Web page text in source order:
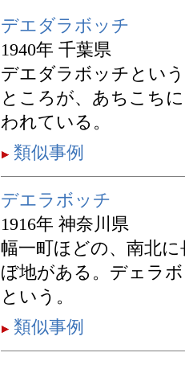
デエダラボッチ
1940年 千葉県
デエダラボッチとい
ところが、あちこち
われている。
類似事例
デエラボッチ
1916年 神奈川県
幅一町ほどの、南北
ぼ地がある。デェラ
という。
類似事例